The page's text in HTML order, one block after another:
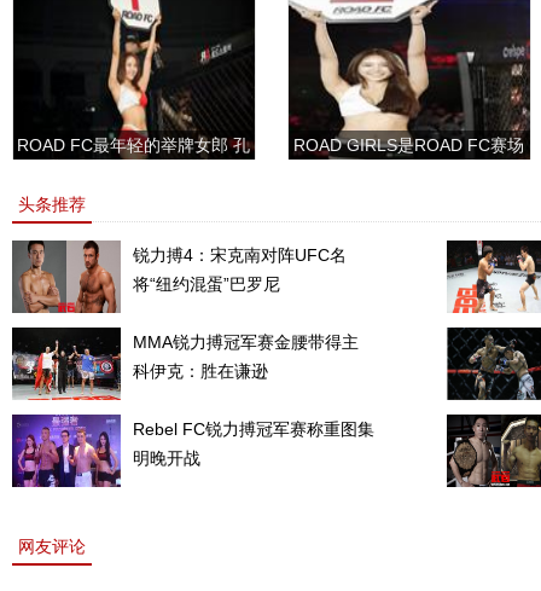
ROAD FC最年轻的举牌女郎 孔
ROAD GIRLS是ROAD FC赛场
头条推荐
锐力搏4：宋克南对阵UFC名
将“纽约混蛋”巴罗尼
MMA锐力搏冠军赛金腰带得主
科伊克：胜在谦逊
Rebel FC锐力搏冠军赛称重图集
明晚开战
网友评论